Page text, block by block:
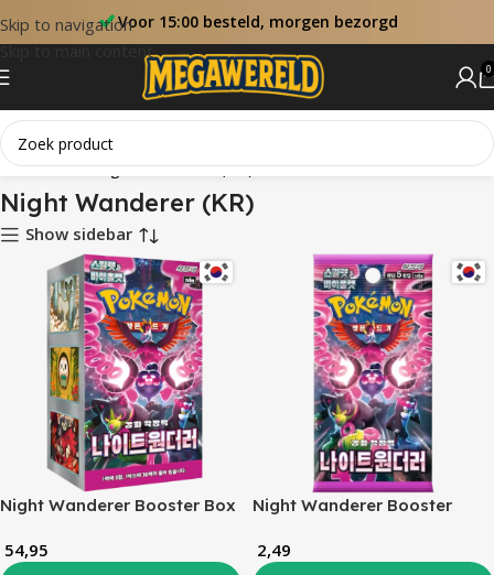
Skip to navigation
Skip to main content
Voor 15:00 besteld, morgen bezorgd
0
Home Sets Night Wanderer (KR)
Night Wanderer (KR)
Show sidebar
Night Wanderer Booster Box
54,95
Night Wanderer Booster
2,49